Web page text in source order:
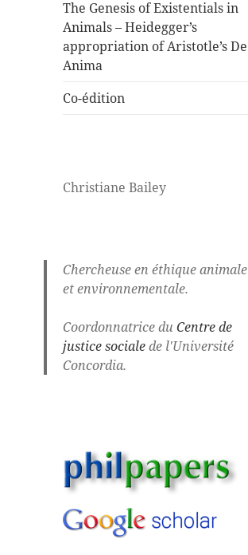
The Genesis of Existentials in
Animals – Heidegger’s
appropriation of Aristotle’s De
Anima
Co-édition
Christiane Bailey
Chercheuse en éthique animale
et environnementale.
Coordonnatrice duCentre de
justice socialede l'Université
Concordia.